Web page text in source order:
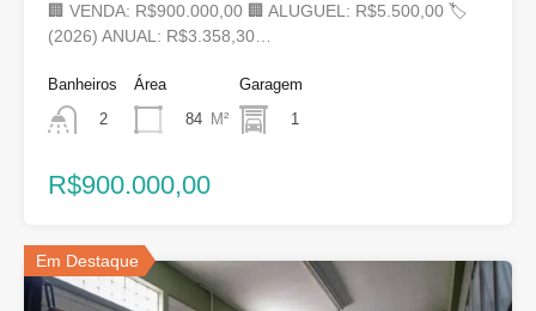
🏢 VENDA: R$900.000,00 🏢 ALUGUEL: R$5.500,00 🏷
(2026) ANUAL: R$3.358,30…
Banheiros
2
Área
84 M²
Garagem
1
R$900.000,00
Em Destaque